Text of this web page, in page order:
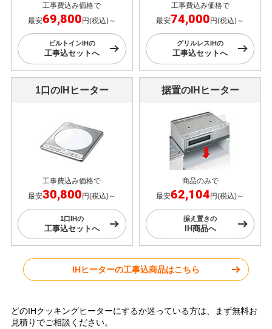
工事費込み価格で
最安69,800 円(税込)～
ビルトインIHの
工事込セットへ
工事費込み価格で
最安74,000 円(税込)～
グリルレスIHの
工事込セットへ
1口のIHヒーター
工事費込み価格で
最安30,800円(税込)～
1口IHの
工事込セットへ
据置のIHヒーター
商品のみで
最安62,104円(税込)～
据え置きの
IH商品へ
IHヒーターの工事込商品はこちら
どのIHクッキングヒーターにするか迷っている方は、まず無料お
見積りでご相談ください。